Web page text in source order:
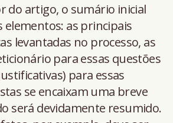
do artigo, o sumário inicial
elementos: as principais
levantadas no processo, as
para essas questões
para essas
se encaixam uma breve
será devidamente resumido.